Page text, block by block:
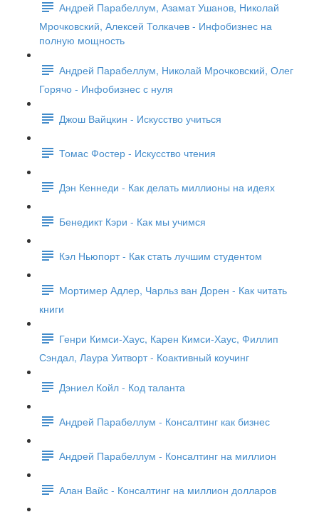
Андрей Парабеллум, Азамат Ушанов, Николай
Мрочковский, Алексей Толкачев - Инфобизнес на
полную мощность
Андрей Парабеллум, Николай Мрочковский, Олег
Горячо - Инфобизнес с нуля
Джош Вайцкин - Искусство учиться
Томас Фостер - Искусство чтения
Дэн Кеннеди - Как делать миллионы на идеях
Бенедикт Кэри - Как мы учимся
Кэл Ньюпорт - Как стать лучшим студентом
Мортимер Адлер, Чарльз ван Дорен - Как читать
книги
Генри Кимси-Хаус, Карен Кимси-Хаус, Филлип
Сэндал, Лаура Уитворт - Коактивный коучинг
Дэниел Койл - Код таланта
Андрей Парабеллум - Консалтинг как бизнес
Андрей Парабеллум - Консалтинг на миллион
Алан Вайс - Консалтинг на миллион долларов